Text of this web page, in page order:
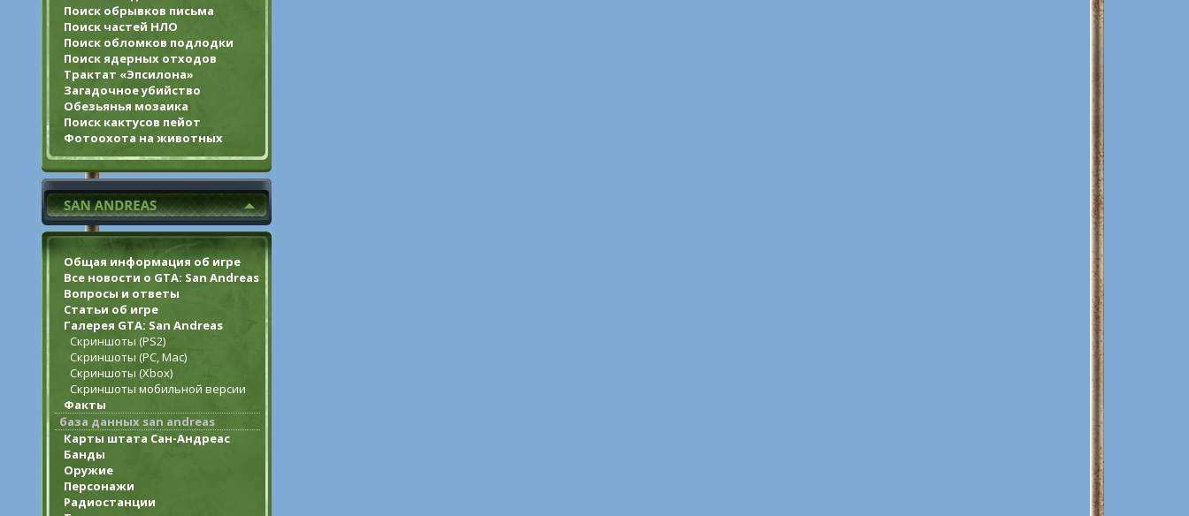
Поиск обрывков письма
Поиск частей НЛО
Поиск обломков подлодки
Поиск ядерных отходов
Трактат «Эпсилона»
Загадочное убийство
Обезьянья мозаика
Поиск кактусов пейот
Фотоохота на животных
Общая информация об игре
Все новости о GTA: San Andreas
Вопросы и ответы
Статьи об игре
Галерея GTA: San Andreas
Скриншоты (PS2)
Скриншоты (PC, Mac)
Скриншоты (Xbox)
Скриншоты мобильной версии
Факты
база данных san andreas
Карты штата Сан-Андреас
Банды
Оружие
Персонажи
Радиостанции